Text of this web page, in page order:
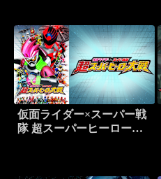
仮面ライダー×スーパー戦
隊 超スーパーヒーロー大